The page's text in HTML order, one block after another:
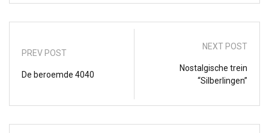
PREV POST
De beroemde 4040
NEXT POST
Nostalgische trein
“Silberlingen”